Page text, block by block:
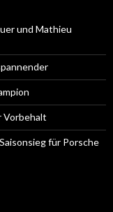
und Mathieu
Vorbehalt
für Porsche